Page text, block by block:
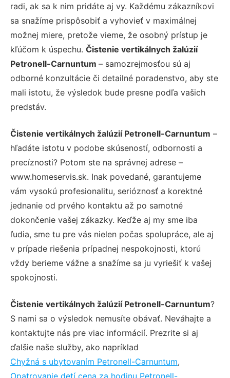
radi, ak sa k nim pridáte aj vy. Každému zákazníkovi
sa snažíme prispôsobiť a vyhovieť v maximálnej
možnej miere, pretože vieme, že osobný prístup je
kľúčom k úspechu. Čistenie vertikálnych žalúzií
Petronell-Carnuntum – samozrejmosťou sú aj
odborné konzultácie či detailné poradenstvo, aby ste
mali istotu, že výsledok bude presne podľa vašich
predstáv.
Čistenie vertikálnych žalúzií Petronell-Carnuntum –
hľadáte istotu v podobe skúseností, odbornosti a
precíznosti? Potom ste na správnej adrese –
www.homeservis.sk. Inak povedané, garantujeme
vám vysokú profesionalitu, serióznosť a korektné
jednanie od prvého kontaktu až po samotné
dokončenie vašej zákazky. Keďže aj my sme iba
ľudia, sme tu pre vás nielen počas spolupráce, ale aj
v prípade riešenia prípadnej nespokojnosti, ktorú
vždy berieme vážne a snažíme sa ju vyriešiť k vašej
spokojnosti.
Čistenie vertikálnych žalúzií Petronell-Carnuntum?
S nami sa o výsledok nemusíte obávať. Neváhajte a
kontaktujte nás pre viac informácií. Prezrite si aj
ďalšie naše služby, ako napríklad
Chyžná s ubytovaním Petronell-Carnuntum,
Opatrovanie detí cena za hodinu Petronell-